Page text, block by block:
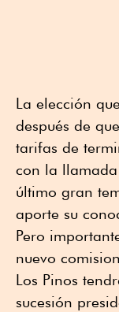
La elección
después de
tarifas de
con la
último gran
aporte su
Pero
nuevo
Los Pinos
sucesión